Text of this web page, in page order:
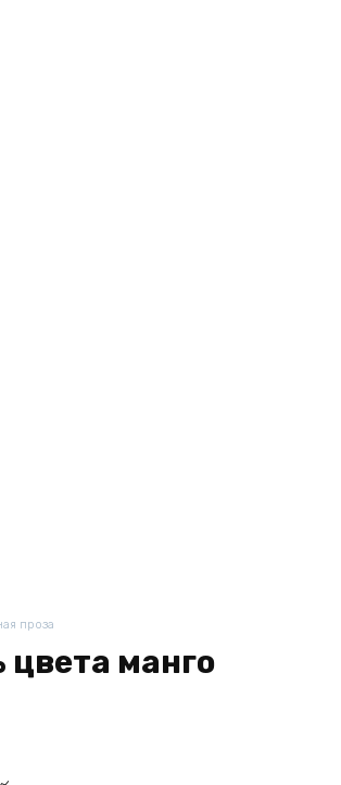
проза
цвета манго